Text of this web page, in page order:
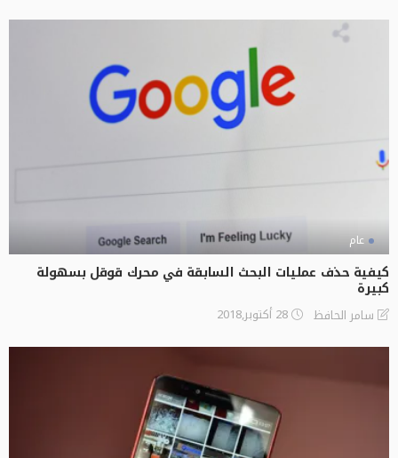
عام
كيفية حذف عمليات البحث السابقة في محرك قوقل بسهولة
كبيرة
سامر الحافظ 28 أكتوبر,2018